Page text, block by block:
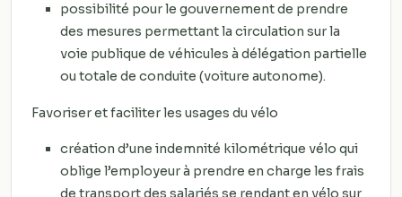
possibilité pour le gouvernement de prendre
des mesures permettant la circulation sur la
voie publique de véhicules à délégation partielle
ou totale de conduite (voiture autonome).
Favoriser et faciliter les usages du vélo
création d’une indemnité kilométrique vélo qui
oblige l’employeur à prendre en charge les frais
de transport des salariés se rendant en vélo sur